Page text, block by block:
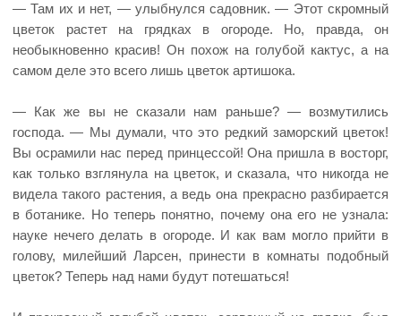
— Там их и нет, — улыбнулся садовник. — Этот скромный
цветок растет на грядках в огороде. Но, правда, он
необыкновенно красив! Он похож на голубой кактус, а на
самом деле это всего лишь цветок артишока.
— Как же вы не сказали нам раньше? — возмутились
господа. — Мы думали, что это редкий заморский цветок!
Вы осрамили нас перед принцессой! Она пришла в восторг,
как только взглянула на цветок, и сказала, что никогда не
видела такого растения, а ведь она прекрасно разбирается
в ботанике. Но теперь понятно, почему она его не узнала:
науке нечего делать в огороде. И как вам могло прийти в
голову, милейший Ларсен, принести в комнаты подобный
цветок? Теперь над нами будут потешаться!